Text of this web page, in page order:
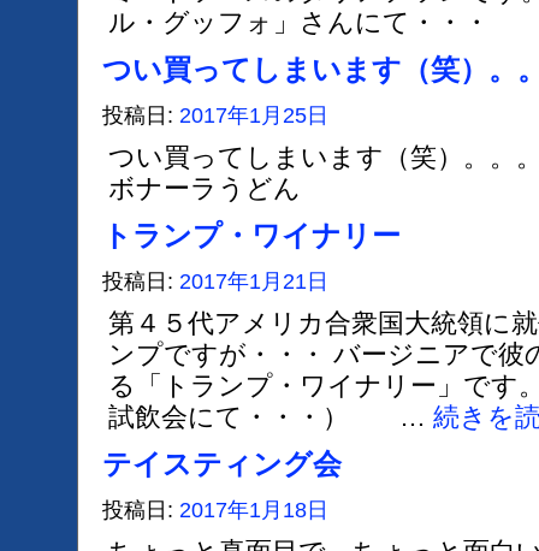
ル・グッフォ」さんにて・・
つい買ってしまいます（笑）。
投稿日: 2017年1月25日
つい買ってしまいます（笑）。
ボナーラうどん
トランプ・ワイナリー
投稿日: 2017年1月21日
第４５代アメリカ合衆国大統領に
ンプですが・・・ バージニアで彼
る「トランプ・ワイナリー」です
試飲会にて・・・） … 続きを
テイスティング会
投稿日: 2017年1月18日